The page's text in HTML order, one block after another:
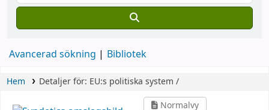
Avancerad sökning Bibliotek
Hem Detaljer för: EU:s politiska system /
Normalvy